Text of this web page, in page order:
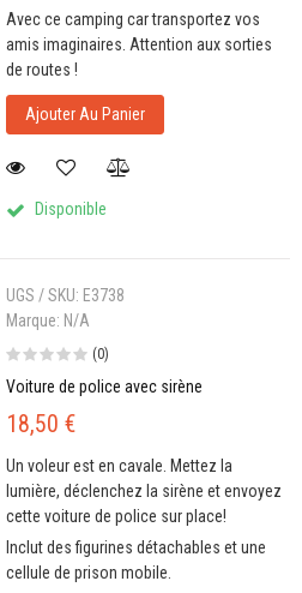
Avec ce camping car transportez vos
amis imaginaires. Attention aux sorties
de routes !
Ajouter Au Panier
Disponible
UGS / SKU: E3738
Marque: N/A
(0)
Voiture de police avec sirène
18,50 €
Un voleur est en cavale. Mettez la
lumière, déclenchez la sirène et envoyez
cette voiture de police sur place!
Inclut des figurines détachables et une
cellule de prison mobile.